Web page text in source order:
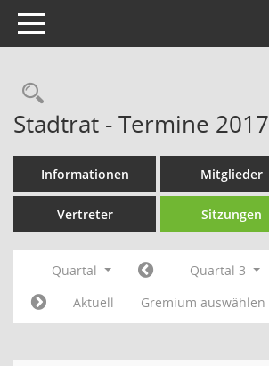
Toggle navigation
Rechercheauswahl
Stadtrat - Termine 2017
Informationen Mitglieder
Vertreter Sitzungen
Quartal Quartal 3
Aktuell
Gremium auswählen